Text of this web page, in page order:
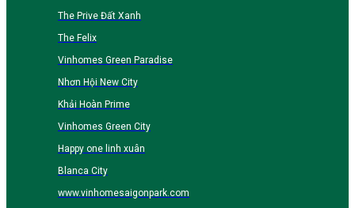
The Prive Đất Xanh
The Felix
Vinhomes Green Paradise
Nhơn Hội New City
Khải Hoàn Prime
Vinhomes Green City
Happy one linh xuân
Blanca City
www.vinhomesaigonpark.com